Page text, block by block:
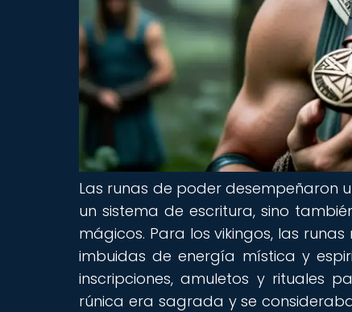
Las runas de poder desempeñaron
un sistema de escritura, sino
mágicos. Para los vikingos, las
imbuidas de energía mística y
inscripciones, amuletos y rituales
rúnica era sagrada y se